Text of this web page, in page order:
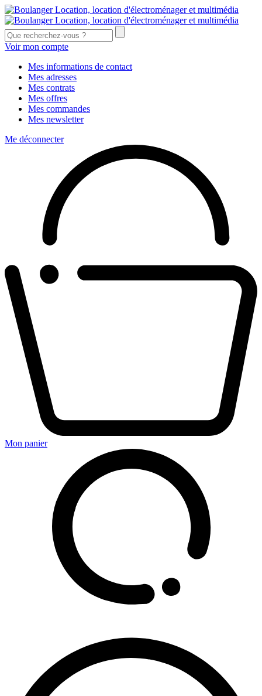
Voir mon compte
Mes informations de contact
Mes adresses
Mes contrats
Mes offres
Mes commandes
Mes newsletter
Me déconnecter
Mon panier